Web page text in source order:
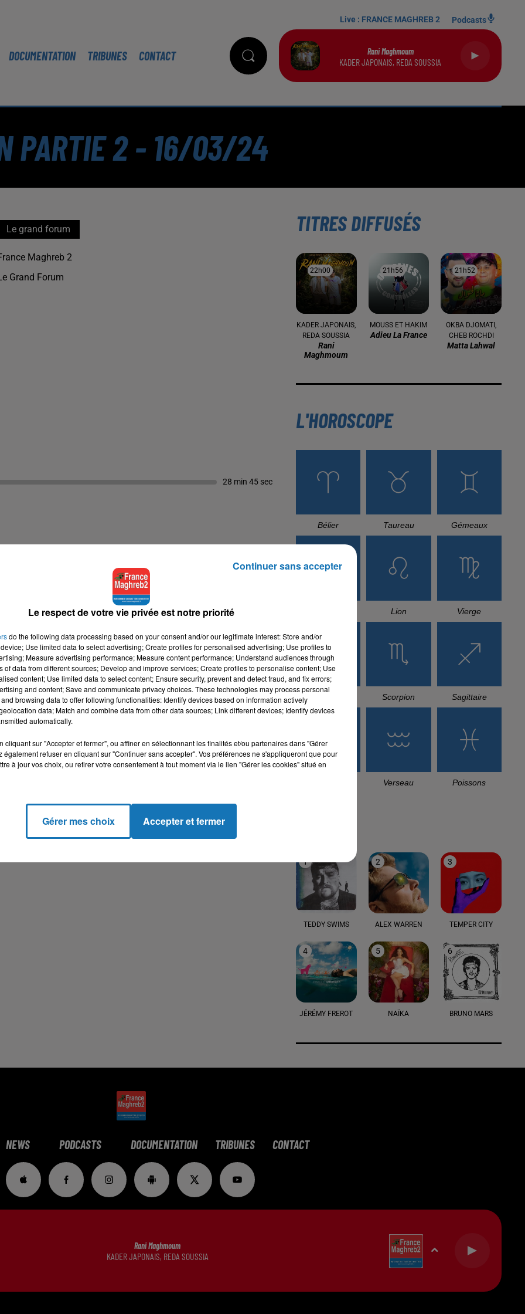
DOCUMENTATION TRIBUNES CONTACT
Live : FRANCE MAGHREB 2 Podcasts
Rani Maghmoum
KADER JAPONAIS, REDA SOUSSIA
PARTIE 2 - 16/03/24
Le grand forum
Maghreb 2
Grand Forum
28 min 45 sec
TITRES DIFFUSÉS
22h00
22h00
KADER JAPONAIS,
REDA SOUSSIA
Rani
Maghmoum
21h56
21h56
MOUSS ET HAKIM
Adieu La France
21h52
21h52
OKBA DJOMATI,
CHEB ROCHDI
Matta Lahwal
L'HOROSCOPE
Bélier Taureau Gémeaux
Lion Vierge
Scorpion Sagittaire
Verseau Poissons
1
TEDDY SWIMS
2
ALEX WARREN
3
TEMPER CITY
4
JÉRÉMY FREROT
5
NAÏKA
6
BRUNO MARS
NEWS PODCASTS DOCUMENTATION TRIBUNES CONTACT
Rani Maghmoum
KADER JAPONAIS, REDA SOUSSIA
Le respect de votre vie privée est notre priorité
do the following data processing based on your consent and/or our legitimate interest: Store and/or
Use limited data to select advertising; Create profiles for personalised advertising; Use profiles to
Measure advertising performance; Measure content performance; Understand audiences through
of data from different sources; Develop and improve services; Create profiles to personalise content; Use
content; Use limited data to select content; Ensure security, prevent and detect fraud, and fix errors;
and content; Save and communicate privacy choices. These technologies may process personal
browsing data to offer following functionalities: Identify devices based on information actively
data; Match and combine data from other data sources; Link different devices; Identify devices
automatically.
cliquant sur "Accepter et fermer", ou affiner en sélectionnant les finalités et/ou partenaires dans "Gérer
également refuser en cliquant sur "Continuer sans accepter". Vos préférences ne s'appliqueront que pour
à jour vos choix, ou retirer votre consentement à tout moment via le lien "Gérer les cookies" situé en
Gérer mes choix Accepter et fermer
Continuer sans accepter